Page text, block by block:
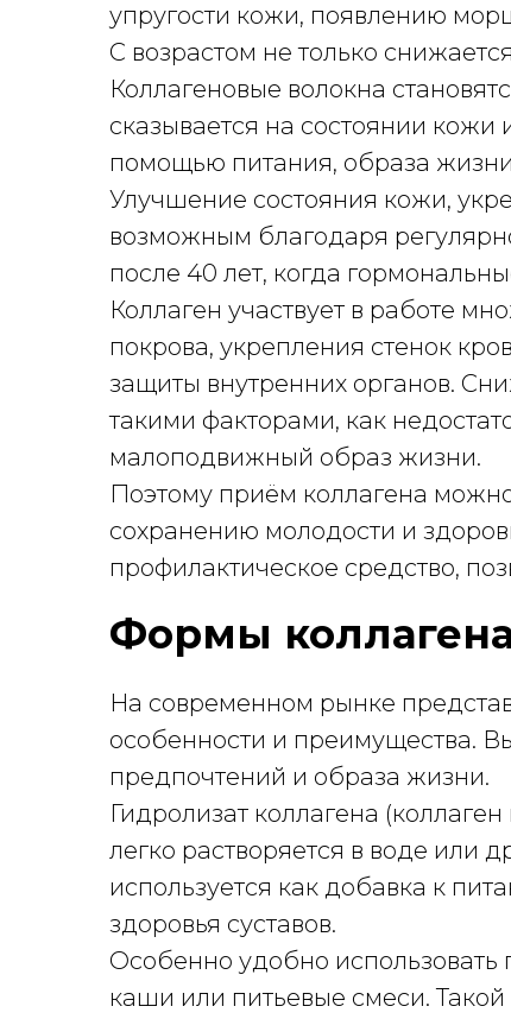
упругости кожи, появлению
С возрастом не только
Коллагеновые волокна
сказывается на состоянии
помощью питания, образа
Улучшение состояния кожи,
возможным благодаря
после 40 лет, когда
Коллаген участвует в работе
покрова, укрепления стенок
защиты внутренних органов.
такими факторами, как
малоподвижный образ жизни.
Поэтому приём коллагена
сохранению молодости и
профилактическое средство,
Формы
На современном рынке
особенности и преимущества.
предпочтений и образа жизни.
Гидролизат коллагена
легко растворяется в воде или
используется как добавка к
здоровья суставов.
Особенно удобно использовать
каши или питьевые смеси. Такой